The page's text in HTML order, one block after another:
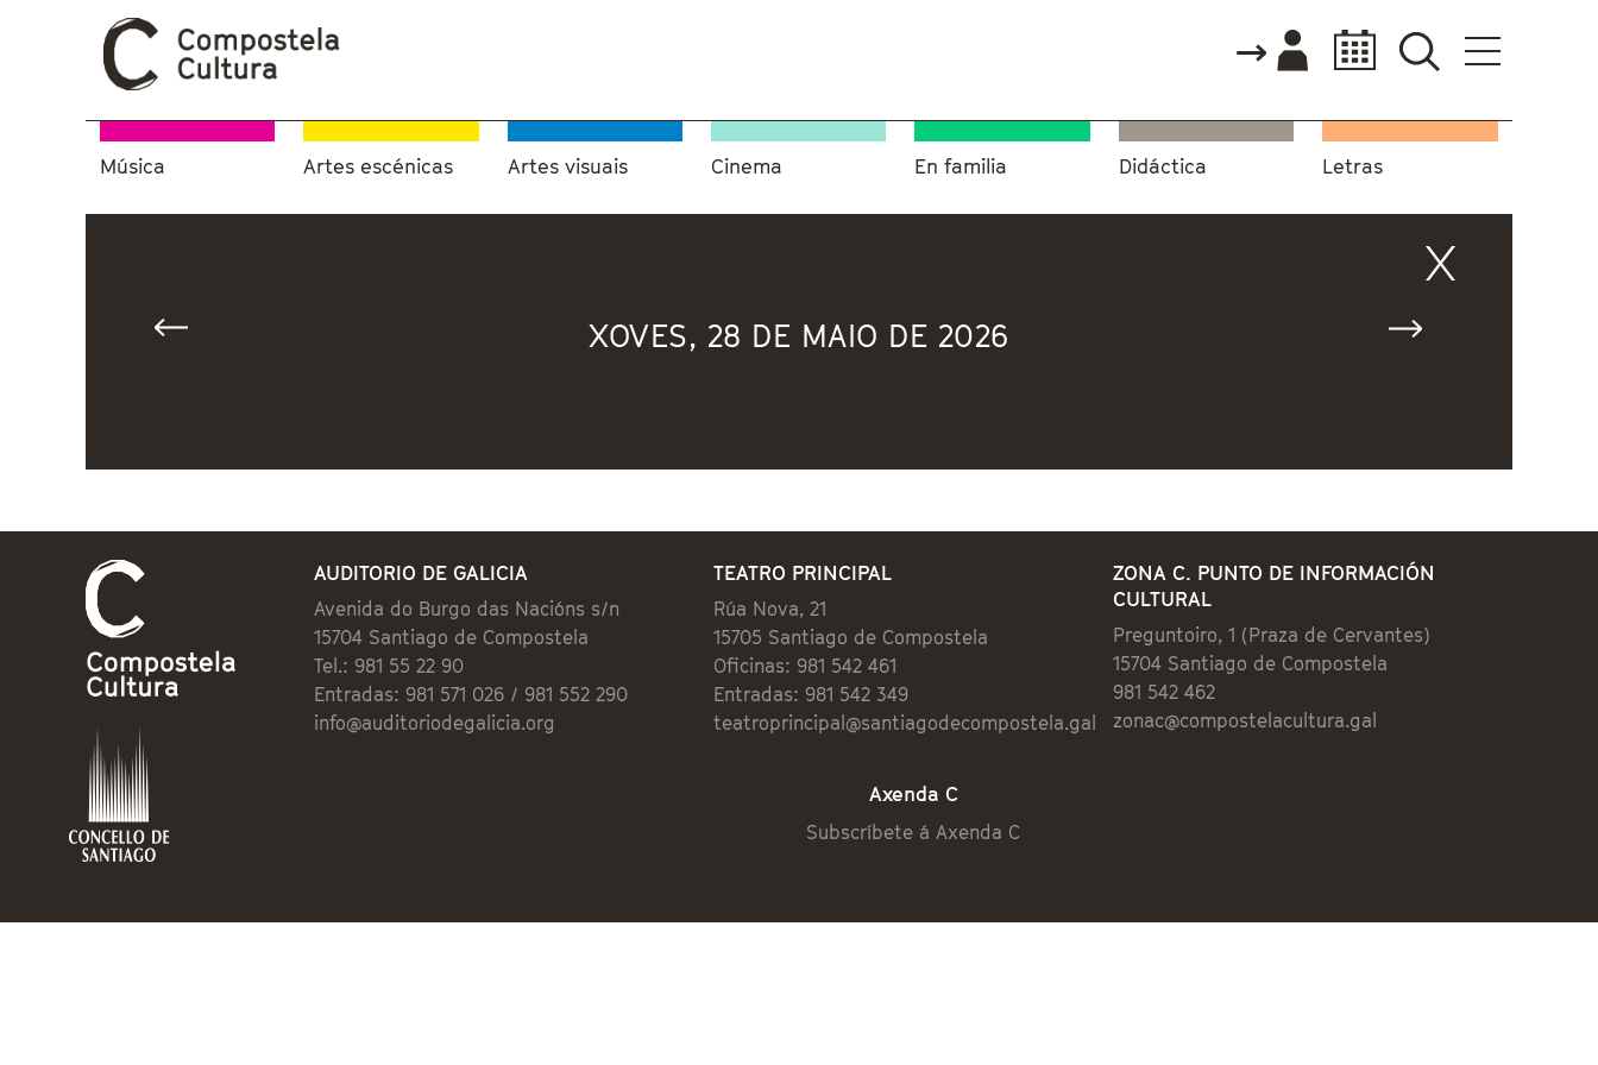
Música Artes escénicas Artes visuais Cinema En familia Didáctica Letras
XOVES, 28 DE MAIO DE 2026
AUDITORIO DE GALICIA
Avenida do Burgo das Nacións s/n
15704 Santiago de Compostela
Tel.: 981 55 22 90
Entradas: 981 571 026 / 981 552 290
info@auditoriodegalicia.org
TEATRO PRINCIPAL
Rúa Nova, 21
15705 Santiago de Compostela
Oficinas: 981 542 461
Entradas: 981 542 349
teatroprincipal@santiagodecompostela.gal
ZONA C. PUNTO DE INFORMACIÓN
CULTURAL
Preguntoiro, 1 (Praza de Cervantes)
15704 Santiago de Compostela
981 542 462
zonac@compostelacultura.gal
Axenda C
Subscríbete á Axenda C